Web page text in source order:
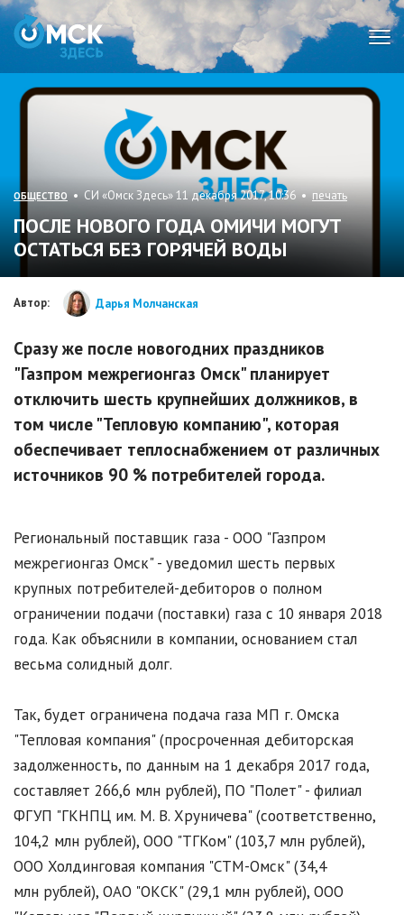
ОБЩЕСТВО • СИ «Омск Здесь» 11 декабря 2017, 10:36 • печать
ПОСЛЕ НОВОГО ГОДА ОМИЧИ МОГУТ
ОСТАТЬСЯ БЕЗ ГОРЯЧЕЙ ВОДЫ
Автор: Дарья Молчанская
Сразу же после новогодних праздников
"Газпром межрегионгаз Омск" планирует
отключить шесть крупнейших должников, в
том числе "Тепловую компанию", которая
обеспечивает теплоснабжением от различных
источников 90 % потребителей города.
Региональный поставщик газа - ООО "Газпром
межрегионгаз Омск" - уведомил шесть первых
крупных потребителей-дебиторов о полном
ограничении подачи (поставки) газа с 10 января 2018
года. Как объяснили в компании, основанием стал
весьма солидный долг.
Так, будет ограничена подача газа МП г. Омска
"Тепловая компания" (просроченная дебиторская
задолженность, по данным на 1 декабря 2017 года,
составляет 266,6 млн рублей), ПО "Полет" - филиал
ФГУП "ГКНПЦ им. М. В. Хруничева" (соответственно,
104,2 млн рублей), ООО "ТГКом" (103,7 млн рублей),
ООО Холдинговая компания "СТМ-Омск" (34,4
млн рублей), ОАО "ОКСК" (29,1 млн рублей), ООО